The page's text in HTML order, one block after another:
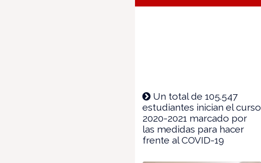
Un total de 105.547
estudiantes inician el curso
2020-2021 marcado por
las medidas para hacer
frente al COVID-19